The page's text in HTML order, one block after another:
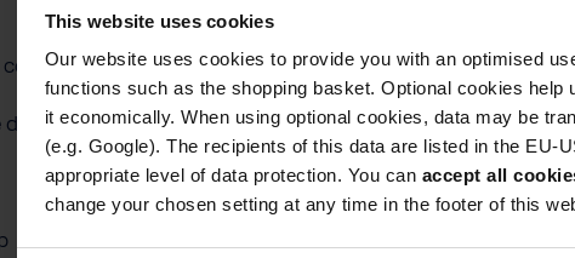
This website uses cookies
Our website uses cookies to provide you with an optimised
functions such as the shopping basket. Optional cookies
it economically. When using optional cookies, data may be
(e.g. Google). The recipients of this data are listed in the
appropriate level of data protection. You can accept all
change your chosen setting at any time in the footer of this
combustibile
di zona